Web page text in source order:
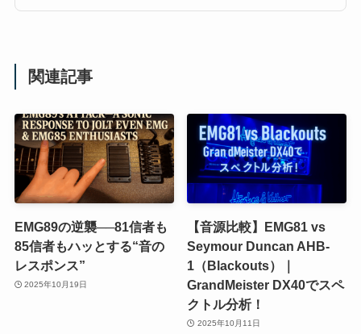
関連記事
EMG89の逆襲──81信者も
85信者もハッとする“音の
レスポンス”
2025年10月19日
【音源比較】EMG81 vs
Seymour Duncan AHB-
1（Blackouts）｜
GrandMeister DX40でスペ
クトル分析！
2025年10月11日